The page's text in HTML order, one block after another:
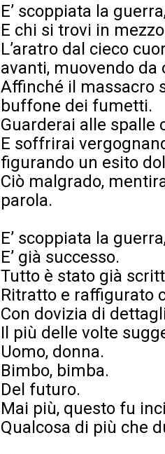
E’ scoppiata la
E chi si trovi in
L’aratro dal cieco
avanti, muovendo
Affinché il massacro
buffone dei fumetti.
Guarderai alle spalle
E soffrirai
figurando un esito
Ciò malgrado,
parola.
E’ scoppiata la
E’ già successo.
Tutto è stato già
Ritratto e raffigurato
Con dovizia di
Il più delle volte
Uomo, donna.
Bimbo, bimba.
Del futuro.
Mai più, questo fu
Qualcosa di più che